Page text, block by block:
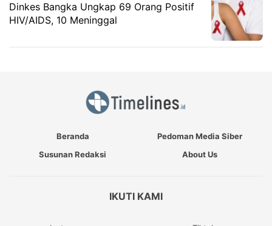
Dinkes Bangka Ungkap 69 Orang Positif
HIV/AIDS, 10 Meninggal
Beranda
Pedoman Media Siber
Susunan Redaksi
About Us
IKUTI KAMI